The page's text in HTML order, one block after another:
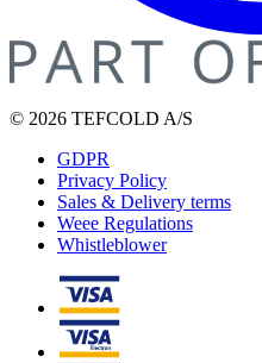
© 2026 TEFCOLD A/S
GDPR
Privacy Policy
Sales & Delivery terms
Weee Regulations
Whistleblower